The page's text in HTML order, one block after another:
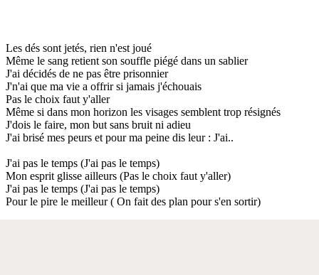
Les dés sont jetés, rien n'est joué
Même le sang retient son souffle piégé dans un sablier
J'ai décidés de ne pas être prisonnier
J'n'ai que ma vie a offrir si jamais j'échouais
Pas le choix faut y'aller
Même si dans mon horizon les visages semblent trop résignés
J'dois le faire, mon but sans bruit ni adieu
J'ai brisé mes peurs et pour ma peine dis leur : J'ai..
J'ai pas le temps (J'ai pas le temps)
Mon esprit glisse ailleurs (Pas le choix faut y'aller)
J'ai pas le temps (J'ai pas le temps)
Pour le pire le meilleur ( On fait des plan pour s'en sortir)